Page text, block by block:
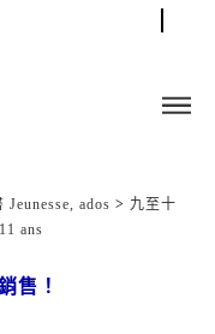
Jeunesse, ados > 九至十
ans
售！